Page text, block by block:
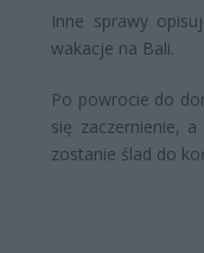
Inne sprawy
wakacje na Bali.
Po powrocie do
się zaczernienie,
zostanie ślad do